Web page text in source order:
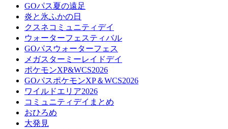
GOパス夏の遠足
炎と氷ふかの日
クスネコミュニティデイ
ウォーターフェスティバル
GOパスウォーターフェス
メガスターミーレイドデイ
ポケモンXP&WCS2026
GOパスポケモンXP＆WCS2026
ワイルドエリア2026
コミュニティデイまとめ
おひろめ
大発見